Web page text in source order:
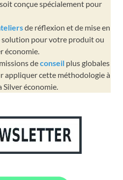
conçue spécialement pour
de réflexion et de mise en
solution pour votre produit ou
économie.
deconseil plus globales
appliquer cette méthodologie à
Silver économie.